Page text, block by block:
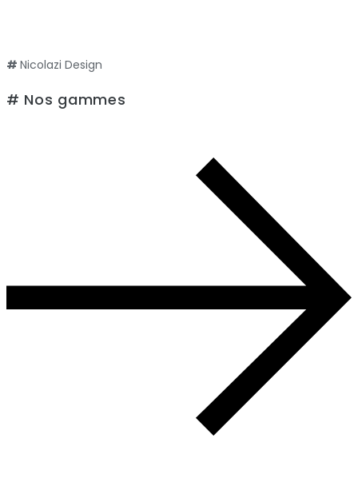
# Nicolazi Design
# Nos gammes